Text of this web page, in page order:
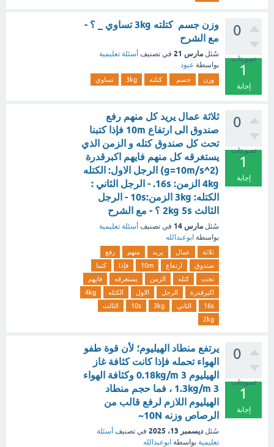
0
تصويتات
1
إجابة
وزن جسم كتلته 3kg تساوي _ ؟ -
مع الشرح
سُئل مارس 21 في تصنيف أسئلة تعليمية
بواسطة عبود
وزن جسم كتلته 3kg تساوي
0
تصويتات
1
إجابة
ثلاثة عمال يريد كل منهم رفع
صندوق الى ارتفاع 10m فإذا كتبنا
تحت كل صندوق كتله و الزمن الذي
يستغرقه كل منهم فايهم اكبرقدرة
(g=10m/s^2) الرجل الاول: الكتله
4kg الزمن: 16s. - الرجل الثاني :
الكتله: 3kg الزمن:10s - الرجل
الثالث 2kg 5s ؟ - مع الشرح
سُئل مارس 14 في تصنيف أسئلة تعليمية
بواسطة ابوعبدالله
ثلاثة عمال يريد منهم
رفع
صندوق
ارتفاع 10m فإذا
كتبنا
تحت
كتله الزمن يستغرقه
فايهم
اكبرقدرة
الرجل الاول الكتله
4kg
16s
الثاني 3kg
10s
الثالث
2kg
0
تصويتات
1
إجابة
يرتفع منطاد الهيليوم؛ لأن قوة طفو
الهواء تحمله فإذا كانت كثافة غاز
الهيليوم 3 0.18kg/m وكثافة الهواء
3 1.3kg/m ، فما حجم منطاد
الهيليوم اللازم لرفع قالب من
الرصاص وزنه 10N~
سُئل ديسمبر 13، 2025 في تصنيف أسئلة
تعليمية بواسطة ابوعبدالله